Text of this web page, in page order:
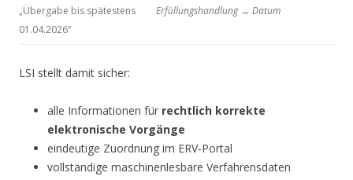
„Übergabe bis spätestens
01.04.2026“
Erfüllungshandlung → Datum
LSI stellt damit sicher:
alle Informationen für rechtlich korrekte
elektronische Vorgänge
eindeutige Zuordnung im ERV‑Portal
vollständige maschinenlesbare Verfahrensdaten